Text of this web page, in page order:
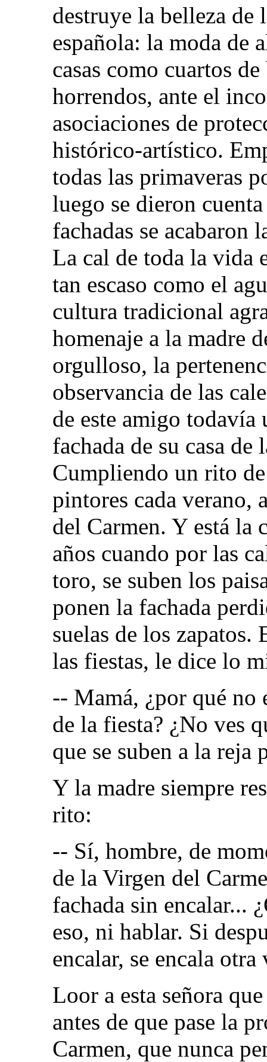
destruye la belleza de
española: la moda de
casas como cuartos
horrendos, ante el
asociaciones de
histórico-artístico.
todas las primaveras
luego se dieron
fachadas se acabaron
La cal de toda la vida
tan escaso como el
cultura tradicional
homenaje a la madre
orgulloso, la
observancia de las
de este amigo todavía
fachada de su casa de
Cumpliendo un rito
pintores cada verano,
del Carmen. Y está la
años cuando por las
toro, se suben los
ponen la fachada
suelas de los
las fiestas, le dice lo
-- Mamá, ¿por qué no
de la fiesta? ¿No ves
que se suben a la reja
Y la madre siempre
rito:
-- Sí, hombre, de
de la Virgen del
fachada sin encalar...
eso, ni hablar. Si
encalar, se encala
Loor a esta señora
antes de que pase la
Carmen, que nunca